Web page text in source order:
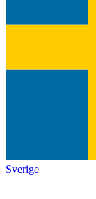
Sverige